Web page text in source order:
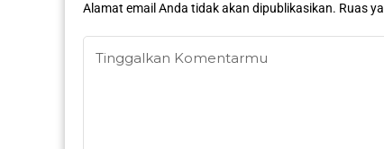
Alamat email Anda tidak akan dipublikasikan. Ruas